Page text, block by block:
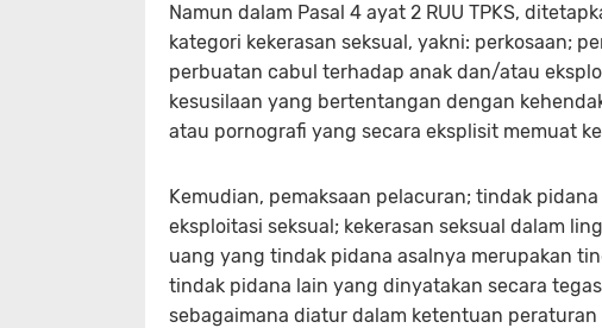
Namun dalam Pasal 4 ayat 2 RUU TPKS,
kategori kekerasan seksual, yakni: perkosaan;
perbuatan cabul terhadap anak dan/atau
kesusilaan yang bertentangan dengan
atau pornografi yang secara eksplisit memuat
Kemudian, pemaksaan pelacuran; tindak
eksploitasi seksual; kekerasan seksual dalam
uang yang tindak pidana asalnya merupakan
tindak pidana lain yang dinyatakan secara
sebagaimana diatur dalam ketentuan